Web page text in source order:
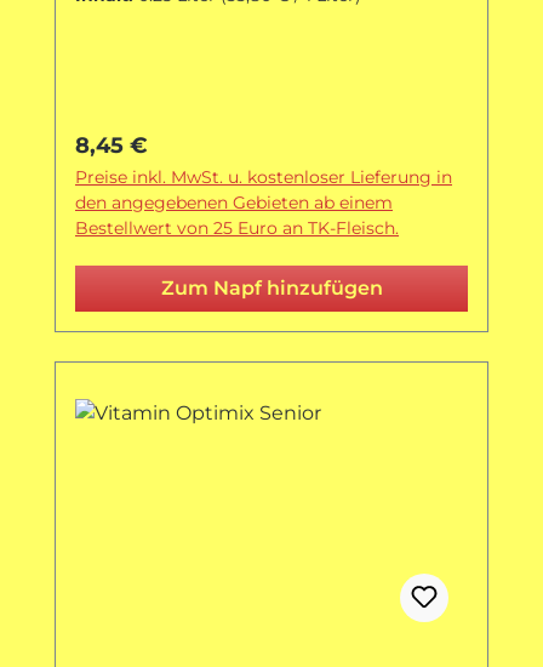
Regulärer Preis:
8,45 €
Preise inkl. MwSt. u. kostenloser Lieferung in
den angegebenen Gebieten ab einem
Bestellwert von 25 Euro an TK-Fleisch.
Zum Napf hinzufügen